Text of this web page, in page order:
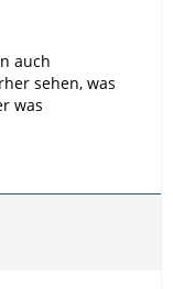
auch
sehen, was
was